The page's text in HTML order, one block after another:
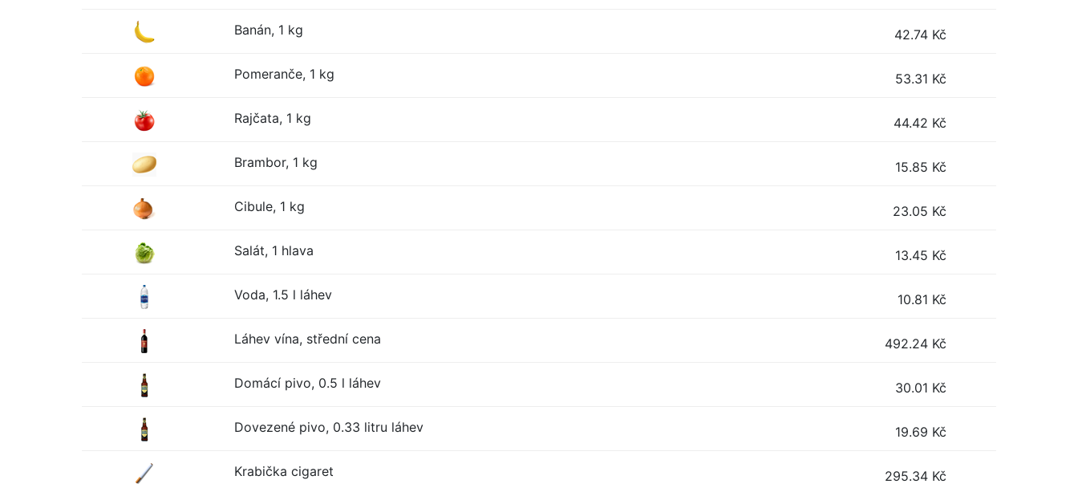
Banán, 1 kg 42.74 Kč
Pomeranče, 1 kg 53.31 Kč
Rajčata, 1 kg 44.42 Kč
Brambor, 1 kg 15.85 Kč
Cibule, 1 kg 23.05 Kč
Salát, 1 hlava 13.45 Kč
Voda, 1.5 l láhev 10.81 Kč
Láhev vína, střední cena 492.24 Kč
Domácí pivo, 0.5 l láhev 30.01 Kč
Dovezené pivo, 0.33 litru láhev 19.69 Kč
Krabička cigaret 295.34 Kč